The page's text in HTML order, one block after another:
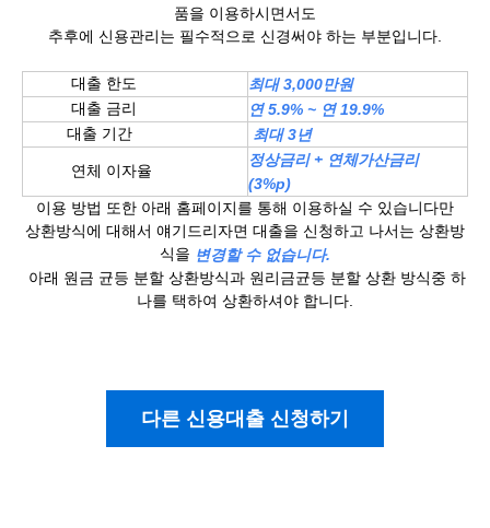
품을 이용하시면서도
추후에 신용관리는 필수적으로 신경써야 하는 부분입니다.
대출 한도
최대 3,000만원
대출 금리
연 5.9% ~ 연 19.9%
대출 기간
최대 3년
연체 이자율
정상금리 + 연체가산금리
(3%p)
이용 방법 또한 아래 홈페이지를 통해 이용하실 수 있습니다만
상환방식에 대해서 얘기드리자면 대출을 신청하고 나서는 상환방
식을 ​변경할 수 없습니다.
​ 아래 원금 균등 분할 상환방식과 원리금균등 분할 상환 방식중 하
나를 택하여 상환하셔야 합니다.
다른 신용대출 신청하기